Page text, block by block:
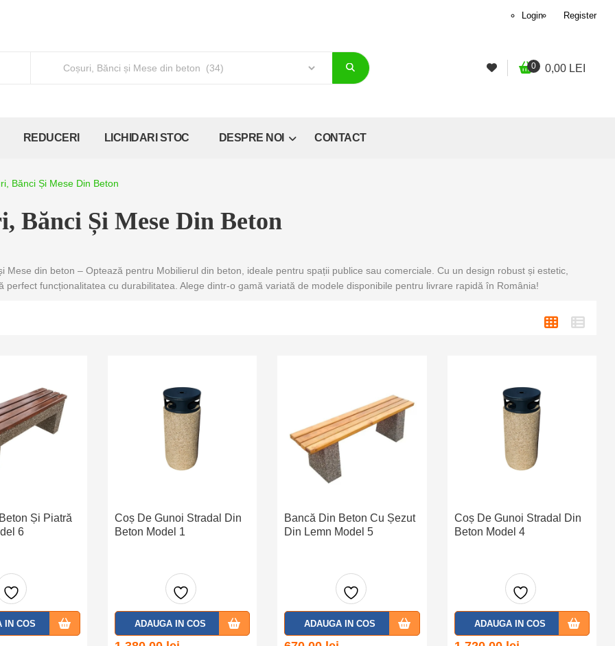
Login Register
0 0,00 LEI
REDUCERI LICHIDARI STOC DESPRE NOI CONTACT
Bănci Și Mese Din Beton
Bănci Și Mese Din Beton
Mese din beton – Optează pentru Mobilierul din beton, ideale pentru spații publice sau comerciale. Cu un design robust și estetic,
perfect funcționalitatea cu durabilitatea. Alege dintr-o gamă variată de modele disponibile pentru livrare rapidă în România!
Și Piatră
6
IN COS
Coș De Gunoi Stradal Din
Beton Model 1
Adaug
a la
ADAUGA IN COS
Bancă Din Beton Cu Șezut
Din Lemn Model 5
Adaug
ADAUGA IN COS
Coș De Gunoi Stradal Din
Beton Model 4
Adaug
a la
ADAUGA IN COS